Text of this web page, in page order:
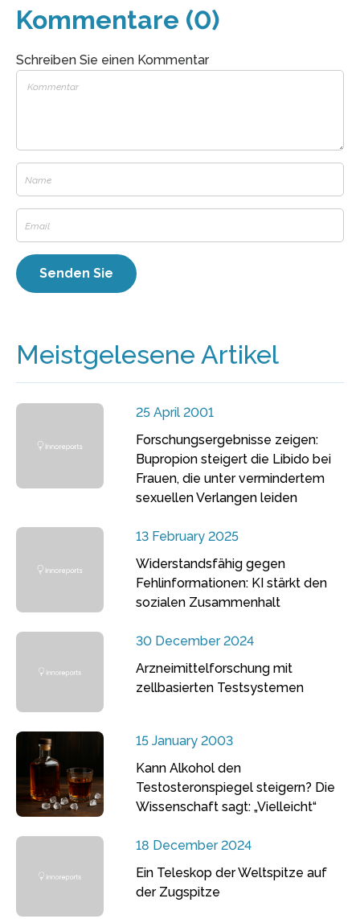
Kommentare (0)
Schreiben Sie einen Kommentar
Meistgelesene Artikel
25 April 2001
Forschungsergebnisse zeigen:
Bupropion steigert die Libido bei
Frauen, die unter vermindertem
sexuellen Verlangen leiden
13 February 2025
Widerstandsfähig gegen
Fehlinformationen: KI stärkt den
sozialen Zusammenhalt
30 December 2024
Arzneimittelforschung mit
zellbasierten Testsystemen
15 January 2003
Kann Alkohol den
Testosteronspiegel steigern? Die
Wissenschaft sagt: „Vielleicht“
18 December 2024
Ein Teleskop der Weltspitze auf
der Zugspitze